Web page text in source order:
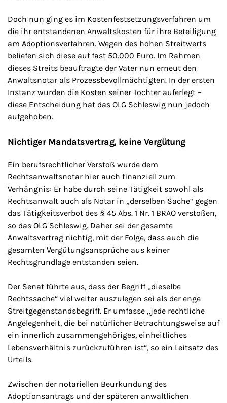
Doch nun ging es im Kostenfestsetzungsverfahren um
die ihr entstandenen Anwaltskosten für ihre Beteiligung
am Adoptionsverfahren. Wegen des hohen Streitwerts
beliefen sich diese auf fast 50.000 Euro. Im Rahmen
dieses Streits beauftragte der Vater nun erneut den
Anwaltsnotar als Prozessbevollmächtigten. In der ersten
Instanz wurden die Kosten seiner Tochter auferlegt –
diese Entscheidung hat das OLG Schleswig nun jedoch
aufgehoben.
Nichtiger Mandatsvertrag, keine Vergütung
Ein berufsrechtlicher Verstoß wurde dem
Rechtsanwaltsnotar hier auch finanziell zum
Verhängnis: Er habe durch seine Tätigkeit sowohl als
Rechtsanwalt auch als Notar in „derselben Sache“ gegen
das Tätigkeitsverbot des § 45 Abs. 1 Nr. 1 BRAO verstoßen,
so das OLG Schleswig. Daher sei der gesamte
Anwaltsvertrag nichtig, mit der Folge, dass auch die
gesamten Vergütungsansprüche aus keiner
Rechtsgrundlage entstanden seien.
Der Senat führte aus, dass der Begriff „dieselbe
Rechtssache“ viel weiter auszulegen sei als der enge
Streitgegenstandsbegriff. Er umfasse „jede rechtliche
Angelegenheit, die bei natürlicher Betrachtungsweise auf
ein innerlich zusammengehöriges, einheitliches
Lebensverhältnis zurückzuführen ist“, so ein Leitsatz des
Urteils.
Zwischen der notariellen Beurkundung des
Adoptionsantrags und der späteren anwaltlichen